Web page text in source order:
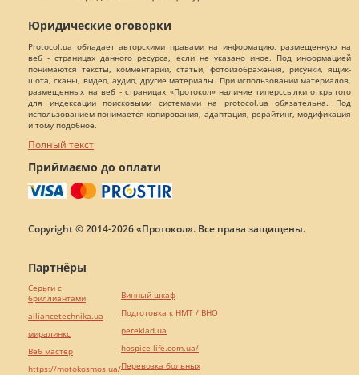
Юридические оговорки
Protocol.ua обладает авторскими правами на информацию, размещенную на
веб - страницах данного ресурса, если не указано иное. Под информацией
понимаются тексты, комментарии, статьи, фотоизображения, рисунки, ящик-
шота, сканы, видео, аудио, другие материалы. При использовании материалов,
размещенных на веб - страницах «Протокол» наличие гиперссылки открытого
для индексации поисковыми системами на protocol.ua обязательна. Под
использованием понимается копирования, адаптация, рерайтинг, модификация
и тому подобное.
Полный текст
Приймаємо до оплати
Copyright © 2014-2026 «Протокол». Все права защищены.
Партнёры
Серьги с
бриллиантами
alliancetechnika.ua
миралинкс
Веб мастер
https://motokosmos.ua/
Винный шкаф
Подготовка к НМТ / ВНО
pereklad.ua
hospice-life.com.ua/
Перевозка больных